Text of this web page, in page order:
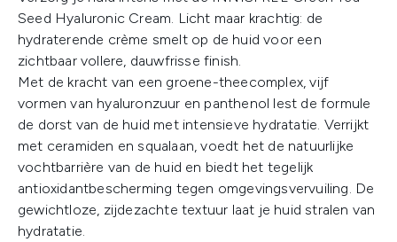
Seed Hyaluronic Cream. Licht maar krachtig: de
hydraterende crème smelt op de huid voor een
zichtbaar vollere, dauwfrisse finish.
Met de kracht van een groene-theecomplex, vijf
vormen van hyaluronzuur en panthenol lest de formule
de dorst van de huid met intensieve hydratatie. Verrijkt
met ceramiden en squalaan, voedt het de natuurlijke
vochtbarrière van de huid en biedt het tegelijk
antioxidantbescherming tegen omgevingsvervuiling. De
gewichtloze, zijdezachte textuur laat je huid stralen van
hydratatie.